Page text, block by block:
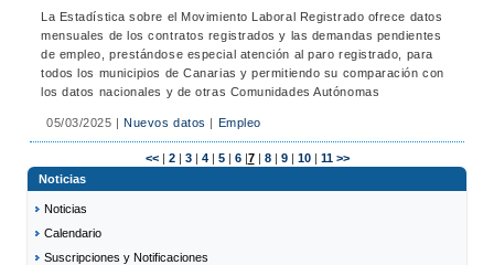
La Estadística sobre el Movimiento Laboral Registrado ofrece datos
mensuales de los contratos registrados y las demandas pendientes
de empleo, prestándose especial atención al paro registrado, para
todos los municipios de Canarias y permitiendo su comparación con
los datos nacionales y de otras Comunidades Autónomas
05/03/2025 |Nuevos datos | Empleo
<<| 2| 3| 4| 5| 6|7| 8| 9| 10| 11 >>
Noticias
Noticias
Calendario
Suscripciones y Notificaciones